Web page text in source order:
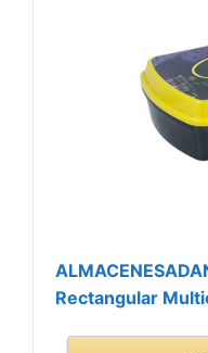
Rectangular